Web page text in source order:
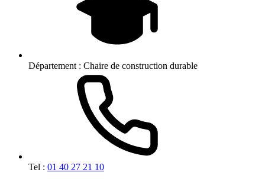
Département : Chaire de construction durable
Tel : 01 40 27 21 10